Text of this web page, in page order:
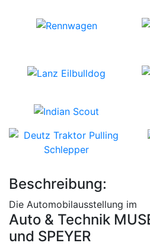
Beschreibung:
Die Automobilausstellung im
Auto & Technik
und SPEYER